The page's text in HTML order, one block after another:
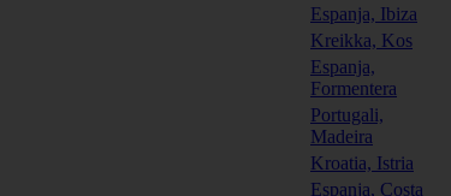
Espanja, Ibiza
Kreikka, Kos
Espanja,
Formentera
Portugali,
Madeira
Kroatia, Istria
Espanja, Costa